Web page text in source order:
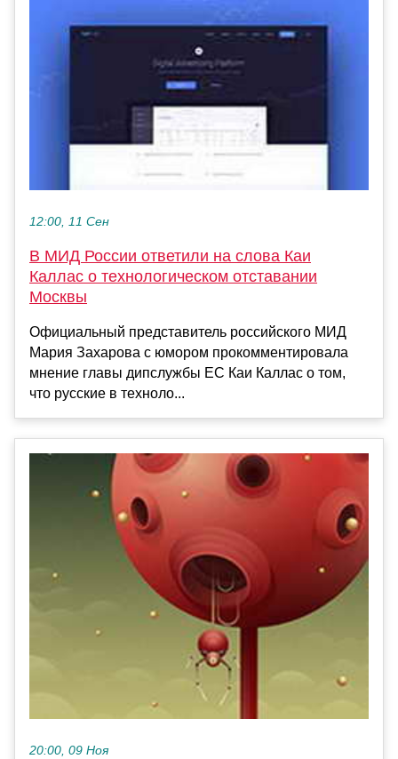
12:00, 11 Сен
В МИД России ответили на слова Каи
Каллас о технологическом отставании
Москвы
Официальный представитель российского МИД
Мария Захарова с юмором прокомментировала
мнение главы дипслужбы ЕС Каи Каллас о том,
что русские в техноло...
20:00, 09 Ноя